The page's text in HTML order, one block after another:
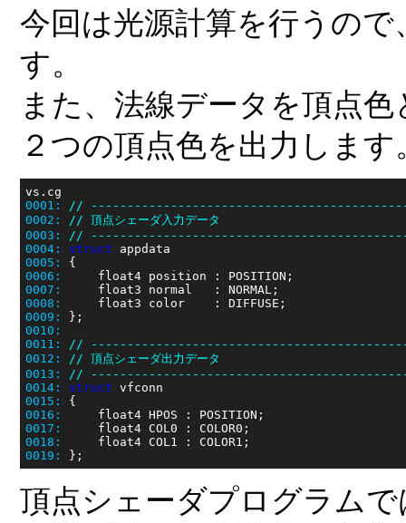
今回は光源計算を行うの
す。
また、法線データを頂点
２つの頂点色を出力します
0001:
//
0002:
// 頂点シェーダ入力データ
0003:
//
0004:
struct
0005:
0006:
0007:
0008:
0009:
0010:
0011:
//
0012:
// 頂点シェーダ出力データ
0013:
//
0014:
struct
0015:
0016:
0017:
0018:
0019:
頂点シェーダプログラム